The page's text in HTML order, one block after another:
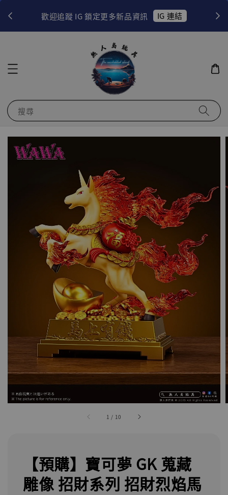
歡迎追蹤 IG 鎖定更多新品資訊 IG 連結
搜尋
1 / 10
【預購】寶可夢 GK 蒐藏
雕像 招財系列 招財烈焰馬